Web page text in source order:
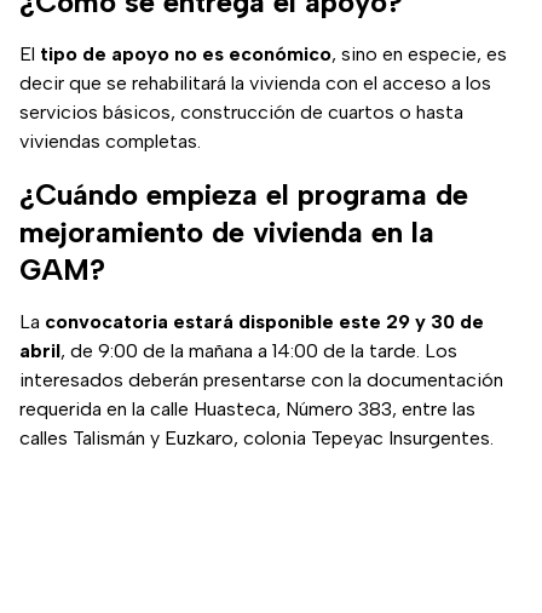
en México.
El tipo de apoyo no es económico, sino en especie, es
decir que se rehabilitará la vivienda con el acceso a los
servicios básicos, construcción de cuartos o hasta
viviendas completas.
¿Cuándo empieza el programa de
mejoramiento de vivienda en la
GAM?
La convocatoria estará disponible este 29 y 30 de
abril, de 9:00 de la mañana a 14:00 de la tarde. Los
interesados deberán presentarse con la documentación
requerida en la calle Huasteca, Número 383, entre las
calles Talismán y Euzkaro, colonia Tepeyac Insurgentes.